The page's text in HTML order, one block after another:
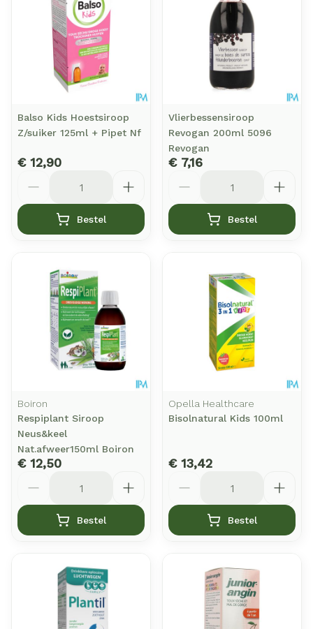
Balso Kids Hoestsiroop
Z/suiker 125ml + Pipet Nf
€ 12,90
Bestel
Vlierbessensiroop
Revogan 200ml 5096
Revogan
€ 7,16
Bestel
Boiron
Respiplant Siroop
Neus&keel
Nat.afweer150ml Boiron
€ 12,50
Bestel
Opella Healthcare
Bisolnatural Kids 100ml
€ 13,42
Bestel